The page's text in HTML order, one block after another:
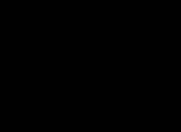
Kouvé